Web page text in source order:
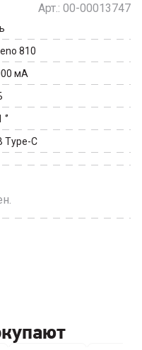
Арт.: 00-00013747
810
мА
‘’
Type-C